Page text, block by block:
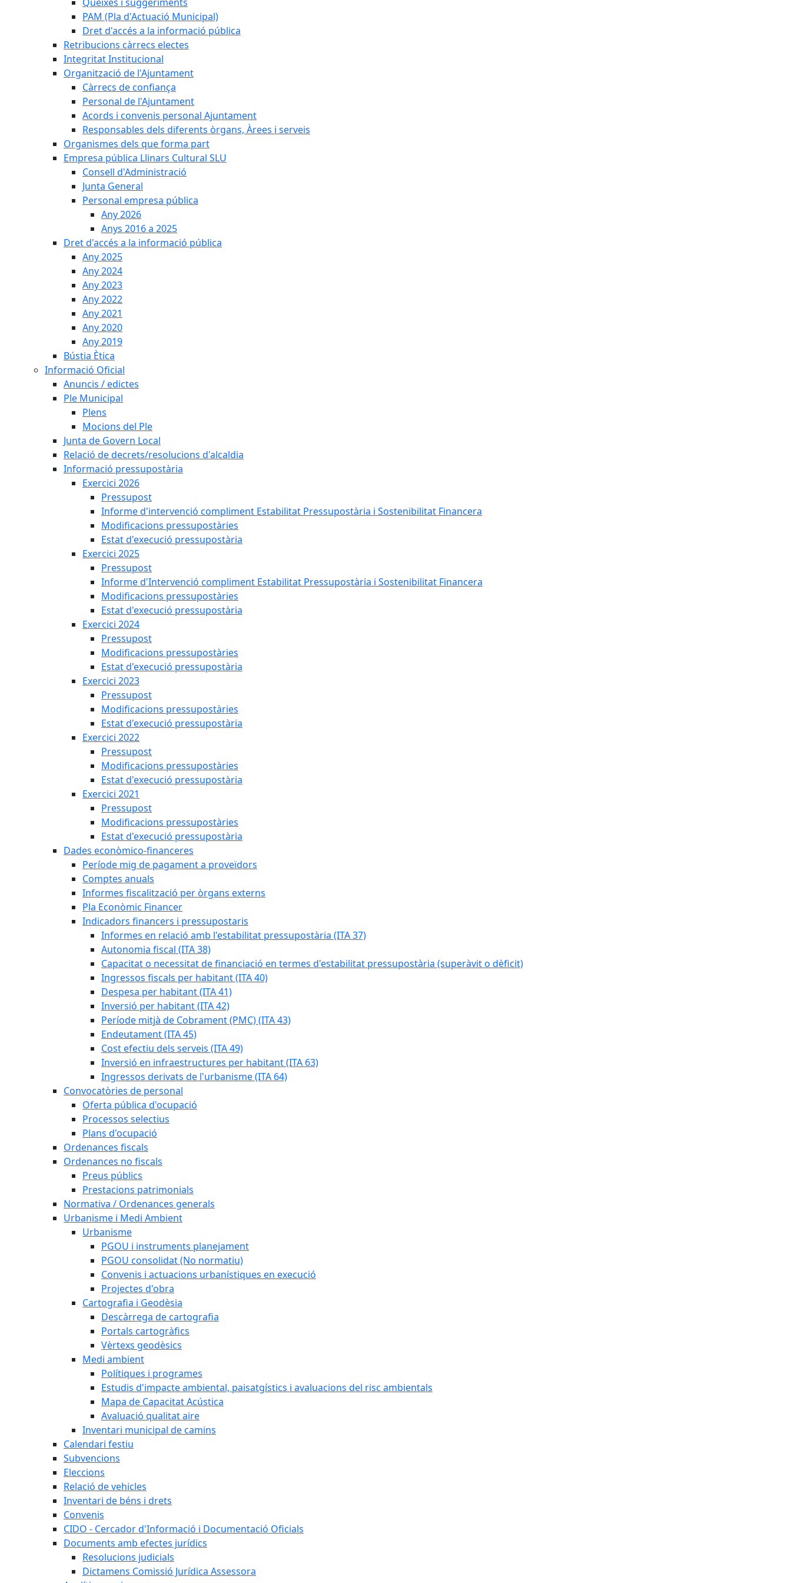
PAM (Pla d'Actuació Municipal)
Dret d'accés a la informació pública
Retribucions càrrecs electes
Integritat Institucional
Organització de l'Ajuntament
Càrrecs de confiança
Personal de l'Ajuntament
Acords i convenis personal Ajuntament
Responsables dels diferents òrgans, Àrees i serveis
Organismes dels que forma part
Empresa pública Llinars Cultural SLU
Consell d'Administració
Junta General
Personal empresa pública
Any 2026
Anys 2016 a 2025
Dret d'accés a la informació pública
Any 2025
Any 2024
Any 2023
Any 2022
Any 2021
Any 2020
Any 2019
Bústia Ètica
Informació Oficial
Anuncis / edictes
Ple Municipal
Plens
Mocions del Ple
Junta de Govern Local
Relació de decrets/resolucions d'alcaldia
Informació pressupostària
Exercici 2026
Pressupost
Informe d'intervenció compliment Estabilitat Pressupostària i Sostenibilitat Financera
Modificacions pressupostàries
Estat d'execució pressupostària
Exercici 2025
Pressupost
Informe d'Intervenció compliment Estabilitat Pressupostària i Sostenibilitat Financera
Modificacions pressupostàries
Estat d'execució pressupostària
Exercici 2024
Pressupost
Modificacions pressupostàries
Estat d'execució pressupostària
Exercici 2023
Pressupost
Modificacions pressupostàries
Estat d'execució pressupostària
Exercici 2022
Pressupost
Modificacions pressupostàries
Estat d'execució pressupostària
Exercici 2021
Pressupost
Modificacions pressupostàries
Estat d'execució pressupostària
Dades econòmico-financeres
Període mig de pagament a proveïdors
Comptes anuals
Informes fiscalització per òrgans externs
Pla Econòmic Financer
Indicadors financers i pressupostaris
Informes en relació amb l'estabilitat pressupostària (ITA 37)
Autonomia fiscal (ITA 38)
Capacitat o necessitat de financiació en termes d'estabilitat pressupostària (superàvit o dèficit)
Ingressos fiscals per habitant (ITA 40)
Despesa per habitant (ITA 41)
Inversió per habitant (ITA 42)
Període mitjà de Cobrament (PMC) (ITA 43)
Endeutament (ITA 45)
Cost efectiu dels serveis (ITA 49)
Inversió en infraestructures per habitant (ITA 63)
Ingressos derivats de l'urbanisme (ITA 64)
Convocatòries de personal
Oferta pública d'ocupació
Processos selectius
Plans d'ocupació
Ordenances fiscals
Ordenances no fiscals
Preus públics
Prestacions patrimonials
Normativa / Ordenances generals
Urbanisme i Medi Ambient
Urbanisme
PGOU i instruments planejament
PGOU consolidat (No normatiu)
Convenis i actuacions urbanístiques en execució
Projectes d'obra
Cartografia i Geodèsia
Descàrrega de cartografia
Portals cartogràfics
Vèrtexs geodèsics
Medi ambient
Polítiques i programes
Estudis d'impacte ambiental, paisatgístics i avaluacions del risc ambientals
Mapa de Capacitat Acústica
Avaluació qualitat aire
Inventari municipal de camins
Calendari festiu
Subvencions
Eleccions
Relació de vehicles
Inventari de béns i drets
Convenis
CIDO - Cercador d'Informació i Documentació Oficials
Documents amb efectes jurídics
Resolucions judicials
Dictamens Comissió Jurídica Assessora